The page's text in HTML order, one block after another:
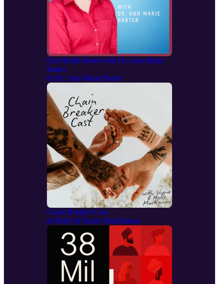
Gut Health Reset with Dr. Ann-Marie
Barter
di Dr. Ann-Marie Barter
Chain Breaker Cast
di Holly & Shane MacKinnon